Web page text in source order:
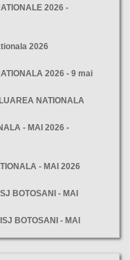
2026 -
2026
2026 - 9 mai
NATIONALA
- MAI 2026 -
- MAI 2026
BOTOSANI - MAI
BOTOSANI - MAI